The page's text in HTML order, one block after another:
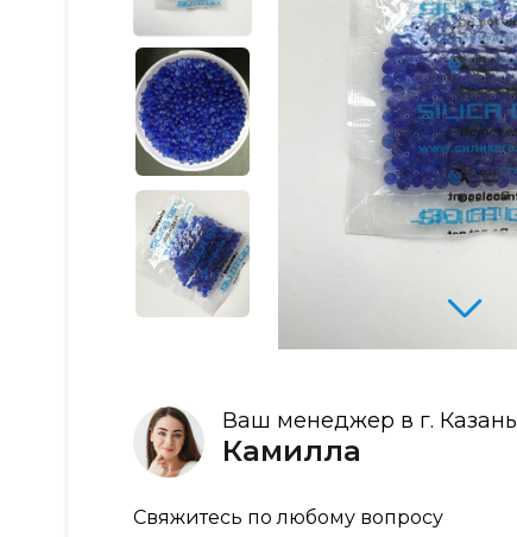
Ваш менеджер в г. Казань
Камилла
Свяжитесь по любому вопросу